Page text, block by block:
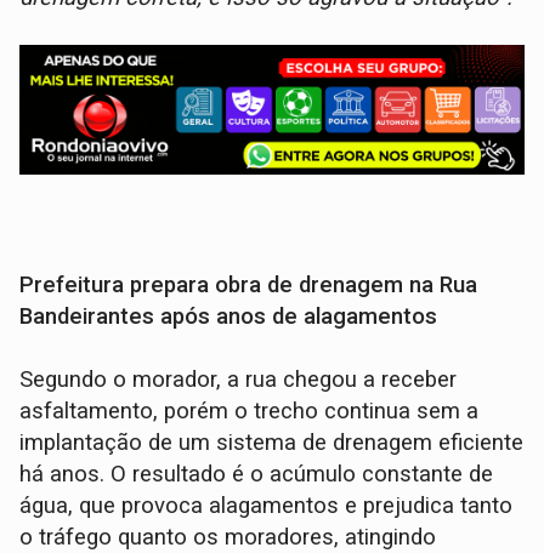
Prefeitura prepara obra de drenagem na Rua
Bandeirantes após anos de alagamentos
Segundo o morador, a rua chegou a receber
asfaltamento, porém o trecho continua sem a
implantação de um sistema de drenagem eficiente
há anos. O resultado é o acúmulo constante de
água, que provoca alagamentos e prejudica tanto
o tráfego quanto os moradores, atingindo